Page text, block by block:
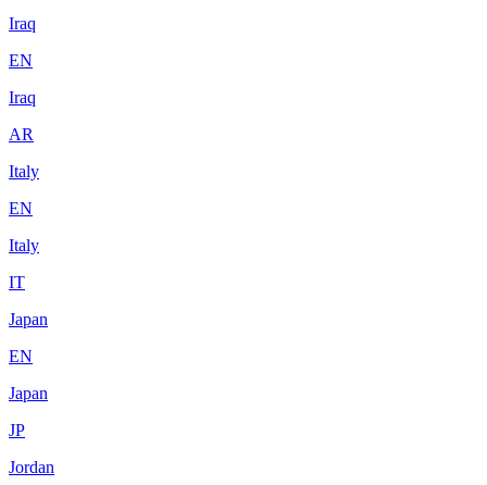
Iraq
EN
Iraq
AR
Italy
EN
Italy
IT
Japan
EN
Japan
JP
Jordan